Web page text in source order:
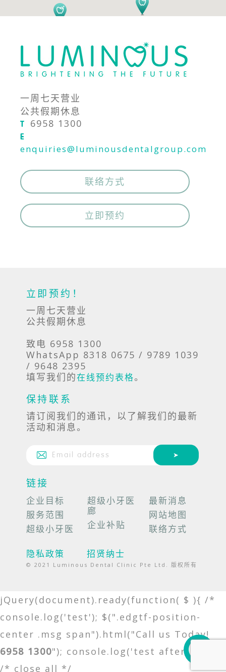
一周七天营业
公共假期休息
T 6958 1300
E
enquiries@luminousdentalgroup.com
联络方式
立即预约
立即预约！
一周七天营业
公共假期休息
致电 6958 1300
WhatsApp 8318 0675 / 9789 1039
/ 9648 2395
填写我们的在线预约表格。
保持联系
请订阅我们的通讯，以了解我们的最新
活动和消息。
链接
企业目标
服务范围
超级小牙医
超级小牙医
廊
企业补贴
最新消息
网站地图
联络方式
隐私政策 招贤纳士
© 2021 Luminous Dental Clinic Pte Ltd. 版权所有
jQuery(document).ready(function( $ ){ /*
console.log('test'); $(".edgtf-position-
center .msg span").html("Call us Today!
6958 1300"); console.log('test after'); */ });
/* close all */